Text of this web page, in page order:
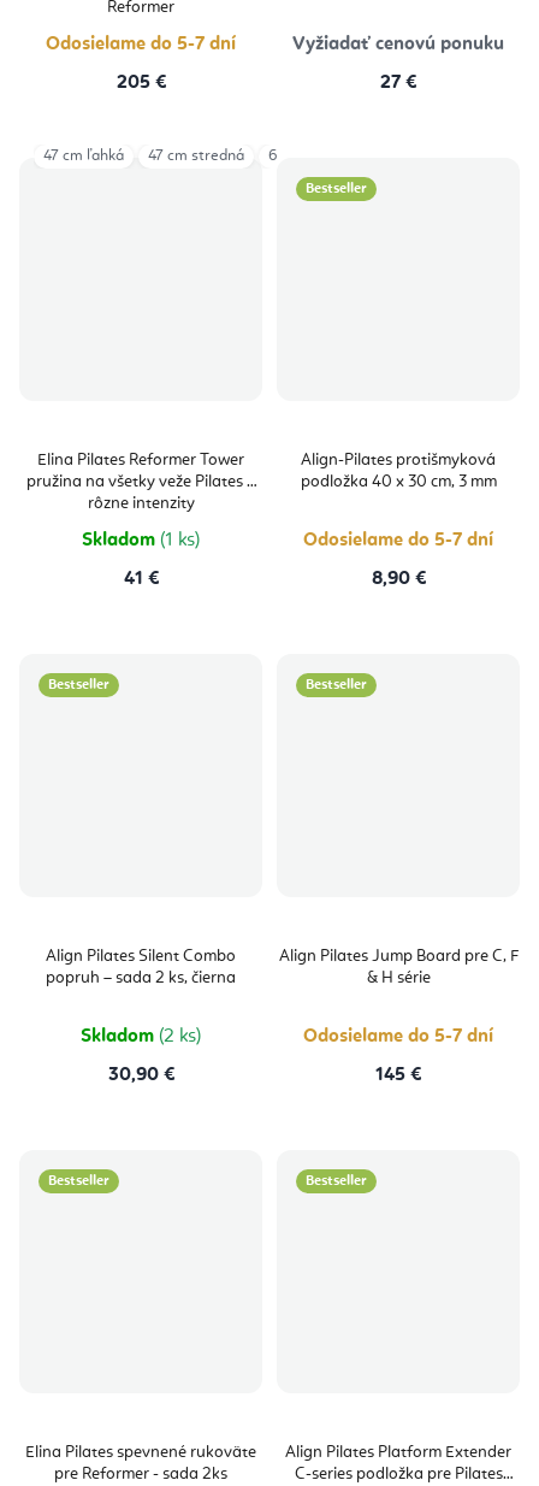
Reformer
Odosielame do 5-7 dní
205 €
Vyžiadať cenovú ponuku
27 €
Elina Pilates Reformer Tower
pružina na všetky veže Pilates 3
rôzne intenzity
Skladom (1 ks)
41 €
47 cm ľahká 47 cm stredná 63 cm ľahká
Bestseller
Align-Pilates protišmyková
podložka 40 x 30 cm, 3 mm
Odosielame do 5-7 dní
8,90 €
Bestseller
Align Pilates Silent Combo
popruh – sada 2 ks, čierna
Skladom (2 ks)
30,90 €
Bestseller
Align Pilates Jump Board pre C, F
& H série
Odosielame do 5-7 dní
145 €
Bestseller
Elina Pilates spevnené rukoväte
pre Reformer - sada 2ks
Bestseller
Align Pilates Platform Extender
C-series podložka pre Pilates